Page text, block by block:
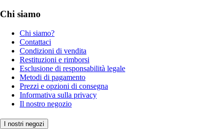
Chi siamo
Chi siamo?
Contattaci
Condizioni di vendita
Restituzioni e rimborsi
Esclusione di responsabilità legale
Metodi di pagamento
Prezzi e opzioni di consegna
Informativa sulla privacy
Il nostro negozio
I nostri negozi